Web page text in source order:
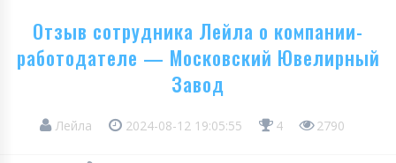
Отзыв сотрудника Лейла о компании-
работодателе — Московский Ювелирный
Завод
Лейла 2024-08-12 19:05:55 4 2790